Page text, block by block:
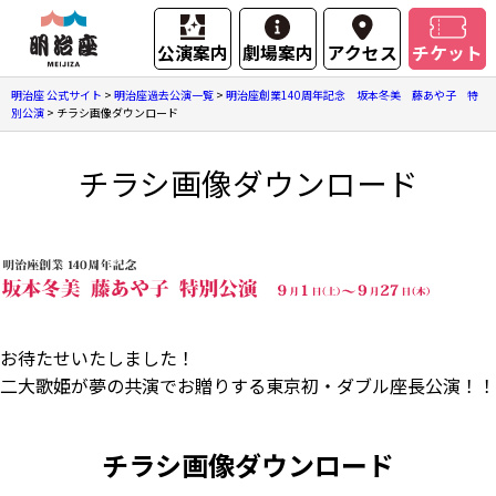
公演案内 劇場案内 アクセス チケット
明治座 公式サイト > 明治座過去公演一覧 > 明治座創業140周年記念 坂本冬美 藤あや子 特
別公演 > チラシ画像ダウンロード
チラシ画像ダウンロード
お待たせいたしました！
二大歌姫が夢の共演でお贈りする東京初・ダブル座長公演！！
チラシ画像ダウンロード